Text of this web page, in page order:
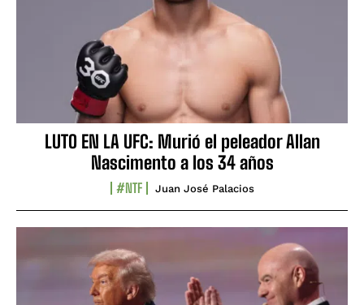
LUTO EN LA UFC: Murió el peleador Allan
Nascimento a los 34 años
#NTF Juan José Palacios